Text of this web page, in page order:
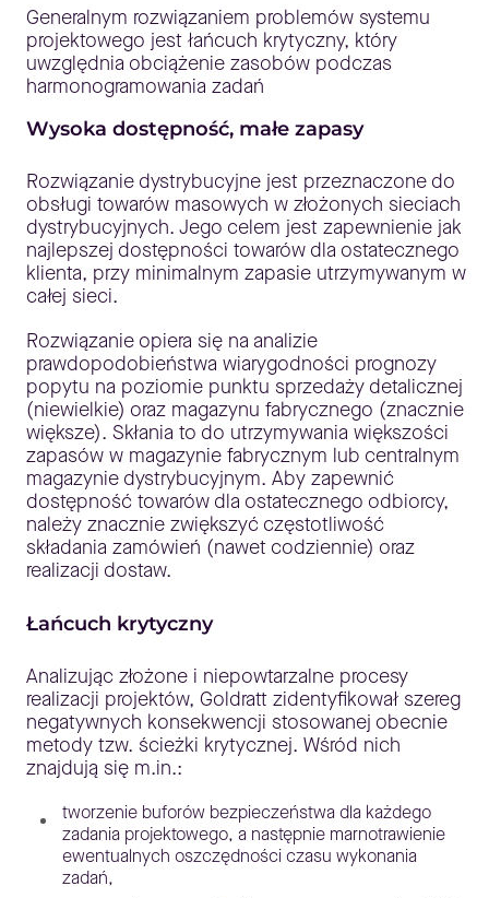
Generalnym rozwiązaniem problemów systemu
projektowego jest łańcuch krytyczny, który
uwzględnia obciążenie zasobów podczas
harmonogramowania zadań
Wysoka dostępność, małe zapasy
Rozwiązanie dystrybucyjne jest przeznaczone do
obsługi towarów masowych w złożonych sieciach
dystrybucyjnych. Jego celem jest zapewnienie jak
najlepszej dostępności towarów dla ostatecznego
klienta, przy minimalnym zapasie utrzymywanym w
całej sieci.
Rozwiązanie opiera się na analizie
prawdopodobieństwa wiarygodności prognozy
popytu na poziomie punktu sprzedaży detalicznej
(niewielkie) oraz magazynu fabrycznego (znacznie
większe). Skłania to do utrzymywania większości
zapasów w magazynie fabrycznym lub centralnym
magazynie dystrybucyjnym. Aby zapewnić
dostępność towarów dla ostatecznego odbiorcy,
należy znacznie zwiększyć częstotliwość
składania zamówień (nawet codziennie) oraz
realizacji dostaw.
Łańcuch krytyczny
Analizując złożone i niepowtarzalne procesy
realizacji projektów, Goldratt zidentyfikował szereg
negatywnych konsekwencji stosowanej obecnie
metody tzw. ścieżki krytycznej. Wśród nich
znajdują się m.in.:
tworzenie buforów bezpieczeństwa dla każdego
zadania projektowego, a następnie marnotrawienie
ewentualnych oszczędności czasu wykonania
zadań,